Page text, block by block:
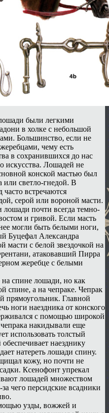
были легкими
в холке с небольшой
Большинство, если не
чему есть
в сохранившихся до нас
искусства. Лошадей не
конской мастью был
или светло-гнедой. В
встречаются
серой или вороной масти.
лошади почти всегда темно-
и гривой. Если масть
могли быть белыми ноги,
Буцефал Александра
масти с белой звездочкой на
атаковавший Пирра
жеребце с белыми
на спине лошади, но как
спине, а на чепраке. Чепрак
прямоугольник. Главной
ноги наездника от конского
с помощью широкой
накидывали еще
использовать толстый
наезднику
натереть лошади спину.
кожу, но почти не
Ксенофонт упрекал
лошадей множеством
чего персидские всадники
узды, вожжей и